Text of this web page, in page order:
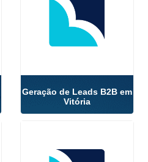
Geração de Leads B2B em
Vitória